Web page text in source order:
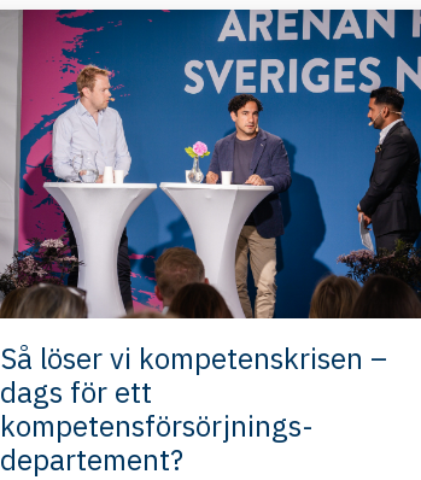
Så löser vi kompetenskrisen –
dags för ett
kompetensförsörjnings-
departement?